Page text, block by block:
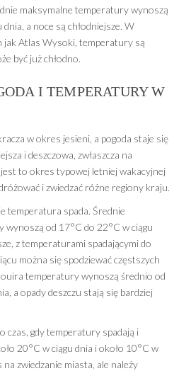
maksymalne temperatury wynoszą
a noce są chłodniejsze. W
jak Atlas Wysoki, temperatury są
być już chłodno.
I TEMPERATURY W
w okres jesieni, a pogoda staje się
i deszczowa, zwłaszcza na
to okres typowej letniej wakacyjnej
i zwiedzać różne regiony kraju.
temperatura spada. Średnie
od 17°C do 22°C w ciągu
z temperaturami spadającymi do
można się spodziewać częstszych
temperatury wynoszą średnio od
a opady deszczu stają się bardziej
czas, gdy temperatury spadają i
20°C w ciągu dnia i około 10°C w
na zwiedzanie miasta, ale należy